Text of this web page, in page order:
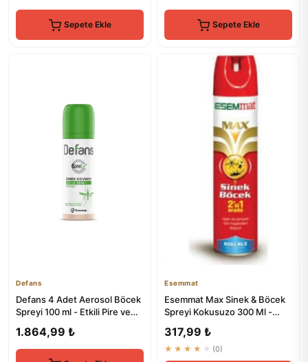
Sepete Ekle Sepete Ekle
Defans
Defans 4 Adet Aerosol Böcek
Spreyi 100 ml - Etkili Pire ve
1.864,99 ₺
Esemmat
Esemmat Max Sinek & Böcek
Spreyi Kokusuzo 300 Ml -
317,99 ₺
★★★★★ (0)